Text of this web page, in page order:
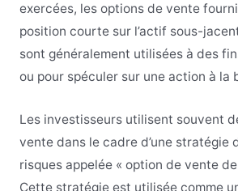
exercées, les options de vente
position courte sur l’actif sous-
sont généralement utilisées à des
ou pour spéculer sur une action à la
Les investisseurs utilisent souvent
vente dans le cadre d’une stratégie
risques appelée « option de vente
Cette stratégie est utilisée comme